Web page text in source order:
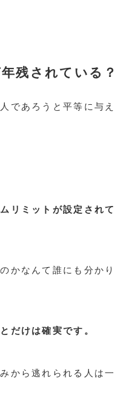
残されている？
であろうと平等に与え
リミットが設定されて
かなんて誰にも分かり
だけは確実です。
から逃れられる人は一